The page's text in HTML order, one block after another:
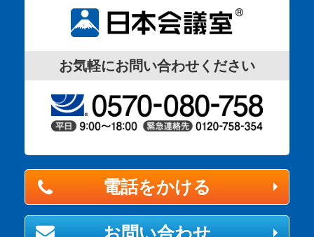
お気軽にお問い合わせください
電話をかける
お問い合わせ